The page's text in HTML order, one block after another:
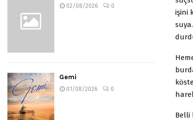
işini
Belli
02/08/2026 0
Gemi
01/08/2026 0